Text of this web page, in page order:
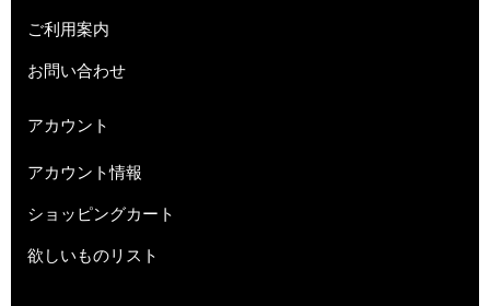
ご利用案内
お問い合わせ
アカウント
アカウント情報
ショッピングカート
欲しいものリスト